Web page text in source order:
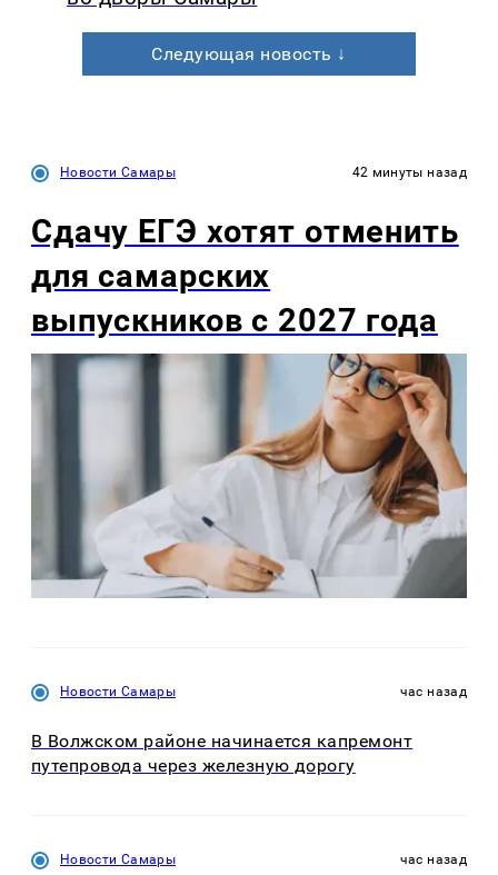
Следующая новость ↓
Новости Самары 42 минуты назад
Сдачу ЕГЭ хотят отменить
для самарских
выпускников с 2027 года
Новости Самары час назад
В Волжском районе начинается капремонт
путепровода через железную дорогу
Новости Самары час назад